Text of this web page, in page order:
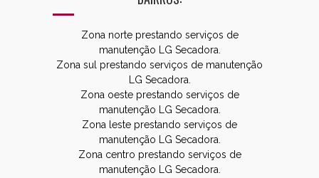
Zona norte prestando serviços de
manutenção LG Secadora.
Zona sul prestando serviços de manutenção
LG Secadora.
Zona oeste prestando serviços de
manutenção LG Secadora.
Zona leste prestando serviços de
manutenção LG Secadora.
Zona centro prestando serviços de
manutenção LG Secadora.